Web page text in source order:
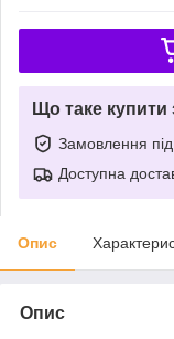
Що таке
Замовлення
Доступна
Опис
Опис